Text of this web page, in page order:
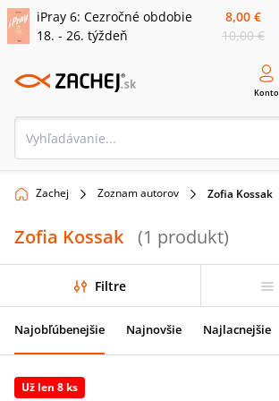
iPray 6: Cezročné obdobie
18. - 26. týždeň
8,00 €
10,00 €
Konto
Zachej Zoznam autorov Zofia Kossak
Zofia Kossak (1 produkt)
Filtre
Najobľúbenejšie Najnovšie Najlacnejšie
Už len 8 ks